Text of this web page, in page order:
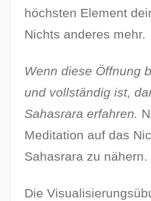
höchsten Element
Nichts anderes mehr.
Wenn diese Öffnung
und vollständig ist,
Sahasrara erfahren.
Meditation auf das
Sahasrara zu nähern.
Die